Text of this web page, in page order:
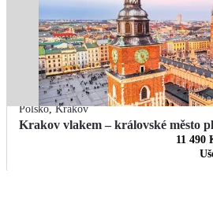
Polsko,Krakov
Krakov vlakem – královské město
11 490